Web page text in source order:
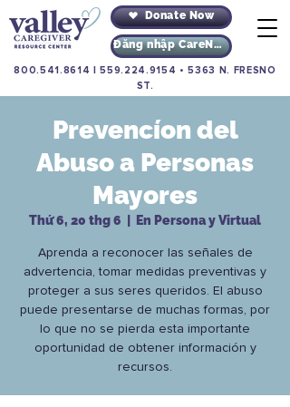
Donate Now
Đăng nhập CareNav
800.541.8614 |559.224.9154 •5363 N. FRESNO
ST.
Prevencíon del
Abuso a Personas
Mayores
Thứ 6, 20 thg 6 En Persona y Virtual
Aprenda a reconocer las señales de
advertencia, tomar medidas preventivas y
proteger a sus seres queridos. El abuso
puede presentarse de muchas formas, por
lo que no se pierda esta importante
oportunidad de obtener información y
recursos.